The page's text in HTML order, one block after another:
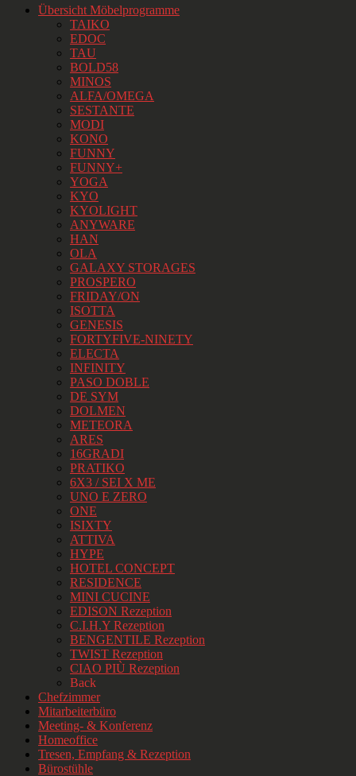
Übersicht Möbelprogramme
TAIKO
EDOC
TAU
BOLD58
MINOS
ALFA/OMEGA
SESTANTE
MODI
KONO
FUNNY
FUNNY+
YOGA
KYO
KYOLIGHT
ANYWARE
HAN
OLA
GALAXY STORAGES
PROSPERO
FRIDAY/ON
ISOTTA
GENESIS
FORTYFIVE-NINETY
ELECTA
INFINITY
PASO DOBLE
DE SYM
DOLMEN
METEORA
ARES
16GRADI
PRATIKO
6X3 / SEI X ME
UNO E ZERO
ONE
ISIXTY
ATTIVA
HYPE
HOTEL CONCEPT
RESIDENCE
MINI CUCINE
EDISON Rezeption
C.I.H.Y Rezeption
BENGENTILE Rezeption
TWIST Rezeption
CIAO PIÙ Rezeption
Back
Chefzimmer
Mitarbeiterbüro
Meeting- & Konferenz
Homeoffice
Tresen, Empfang & Rezeption
Bürostühle